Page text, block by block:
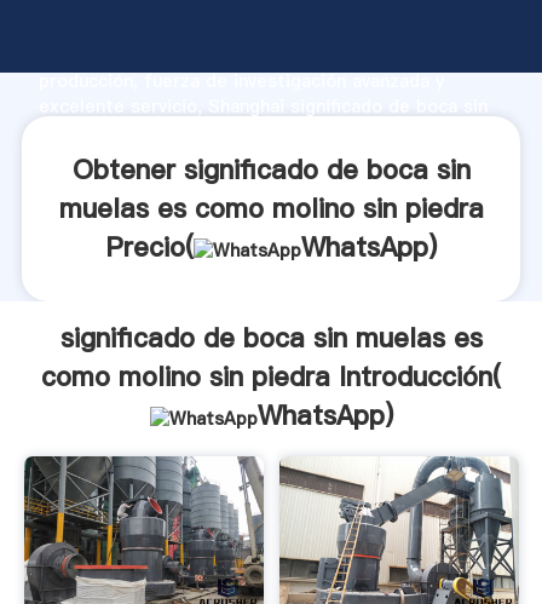
producción, fuerza de investigación avanzada y
valor y aporta valores a todos los clientes.
Obtener significado de boca sin
muelas es como molino sin piedra
Precio(
WhatsApp)
significado de boca sin muelas es
como molino sin piedra Introducción(
WhatsApp)